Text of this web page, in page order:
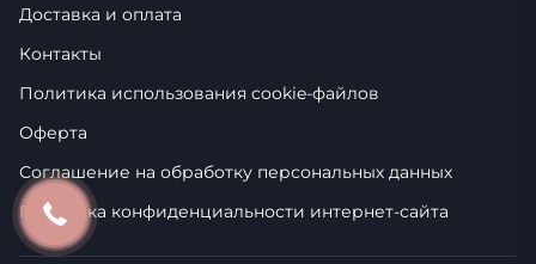
Доставка и оплата
Контакты
Политика использования cookie-фaйлoв
Оферта
Соглашение на обработку персональных данных
Политика конфиденциальности интернет-сайта